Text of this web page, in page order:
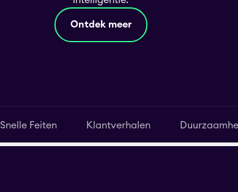
Ontdek meer
Snelle Feiten Klantverhalen